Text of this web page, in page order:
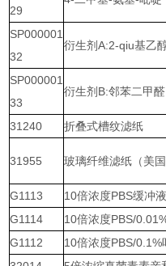
29
SP000001
32
衍生剂A:2-qiu基乙
SP000001
33
衍生剂B:邻苯二甲醛
31240 折叠式槽纹滤纸
31955 玻璃纤维滤纸（美国
G1113
10倍浓度PBS缓冲液
G1114
10倍浓度PBS/
G1112
10倍浓度PBS/0.1%